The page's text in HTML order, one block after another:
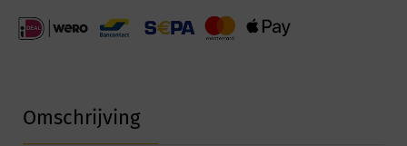
Omschrijving